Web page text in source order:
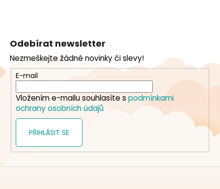
a
t
Odebírat newsletter
Nezmeškejte žádné novinky či slevy!
E-mail
Vložením e-mailu souhlasíte s podmínkami
ochrany osobních údajů
PŘIHLÁSIT SE